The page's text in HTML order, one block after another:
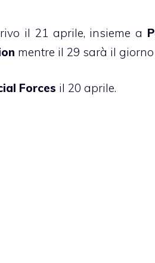
il 21 aprile, insieme a
mentre il 29 sarà il
Forces il 20 aprile.